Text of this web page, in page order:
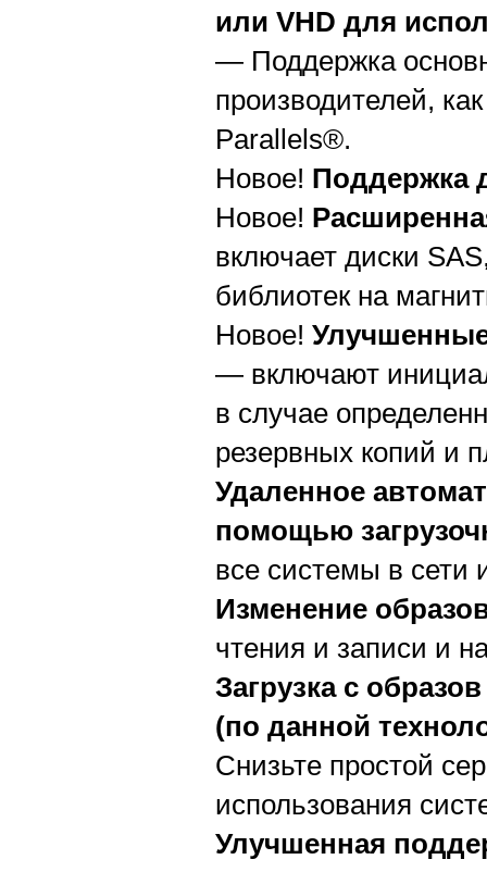
или VHD для
— Поддержка
производителей,
Parallels®.
Новое! Поддержка
Новое!
включает диски
библиотек на
Новое!
— включают
в случае
резервных копий и
Удаленное
помощью
все системы в сети
Изменение
чтения и записи и
Загрузка с
(по данной
Снизьте простой
использования
Улучшенная